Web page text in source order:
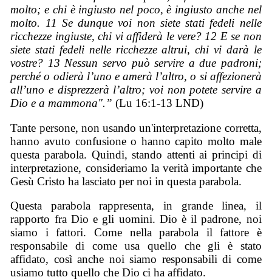
molto; e chi è ingiusto nel poco, è ingiusto anche nel
molto. 11 Se dunque voi non siete stati fedeli nelle
ricchezze ingiuste, chi vi affiderà le vere? 12 E se non
siete stati fedeli nelle ricchezze altrui, chi vi darà le
vostre? 13 Nessun servo può servire a due padroni;
perché o odierà l’uno e amerà l’altro, o si affezionerà
all’uno e disprezzerà l’altro; voi non potete servire a
Dio e a mammona".” (Lu 16:1-13 LND)
Tante persone, non usando un'interpretazione corretta,
hanno avuto confusione o hanno capito molto male
questa parabola. Quindi, stando attenti ai principi di
interpretazione, consideriamo la verità importante che
Gesù Cristo ha lasciato per noi in questa parabola.
Questa parabola rappresenta, in grande linea, il
rapporto fra Dio e gli uomini. Dio è il padrone, noi
siamo i fattori. Come nella parabola il fattore è
responsabile di come usa quello che gli è stato
affidato, così anche noi siamo responsabili di come
usiamo tutto quello che Dio ci ha affidato.